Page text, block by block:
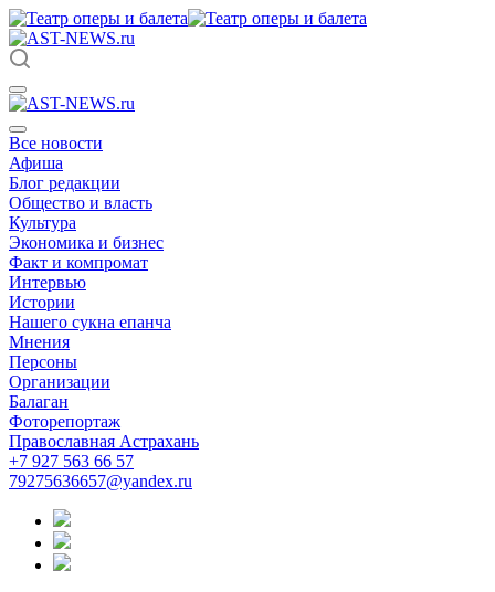
Все новости
Афиша
Блог редакции
Общество и власть
Культура
Экономика и бизнес
Факт и компромат
Интервью
Истории
Нашего сукна епанча
Мнения
Персоны
Организации
Балаган
Фоторепортаж
Православная Астрахань
+7 927 563 66 57
79275636657@yandex.ru